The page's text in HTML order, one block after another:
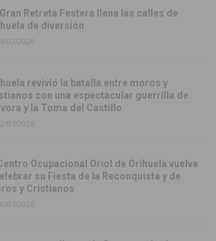
Gran Retreta Festera llena las calles de
de diversión
07/2026
revivió la batalla entre moros y
con una espectacular guerrilla de
y la Toma del Castillo
07/2026
Ocupacional Oriol de Orihuela vuelve
su Fiesta de la Reconquista y de
y Cristianos
07/2026